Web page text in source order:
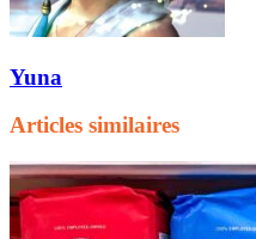
Yuna
Articles similaires